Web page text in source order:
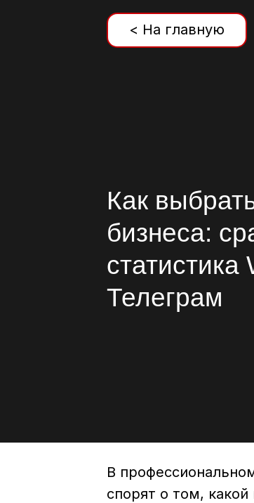
< На главную
Как
бизнеса:
Телеграм
В
спорят о том,